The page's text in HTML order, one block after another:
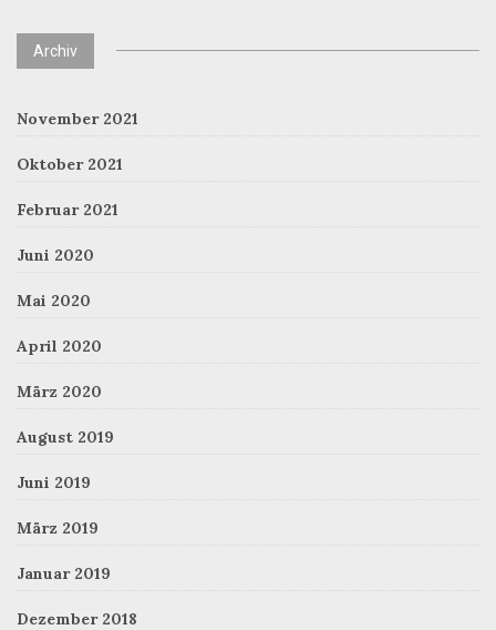
Archiv
November 2021
Oktober 2021
Februar 2021
Juni 2020
Mai 2020
April 2020
März 2020
August 2019
Juni 2019
März 2019
Januar 2019
Dezember 2018